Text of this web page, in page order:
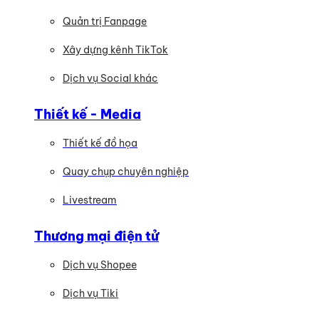
Quản trị Fanpage
Xây dựng kênh TikTok
Dịch vụ Social khác
Thiết kế - Media
Thiết kế đồ họa
Quay chụp chuyên nghiệp
Livestream
Thương mại điện tử
Dịch vụ Shopee
Dịch vụ Tiki